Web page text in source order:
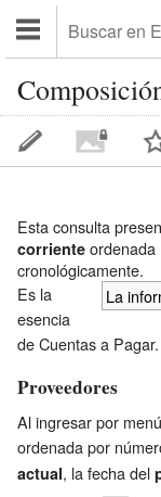
Esta consulta
corriente ordenada
cronológicamente.
La
Es la
esencia
de Cuentas a Pagar.
Proveedores
Al ingresar por
ordenada por
actual, la fecha del